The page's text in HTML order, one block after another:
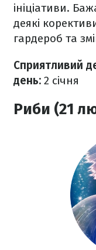
ініціативи.
деякі
гардероб та
Сприятливий
день: 2 січня
Риби (21